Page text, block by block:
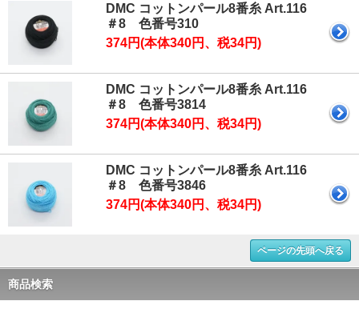
DMC コットンパール8番糸 Art.116
＃8 色番号310
374円(本体340円、税34円)
DMC コットンパール8番糸 Art.116
＃8 色番号3814
374円(本体340円、税34円)
DMC コットンパール8番糸 Art.116
＃8 色番号3846
374円(本体340円、税34円)
ページの先頭へ戻る
商品検索